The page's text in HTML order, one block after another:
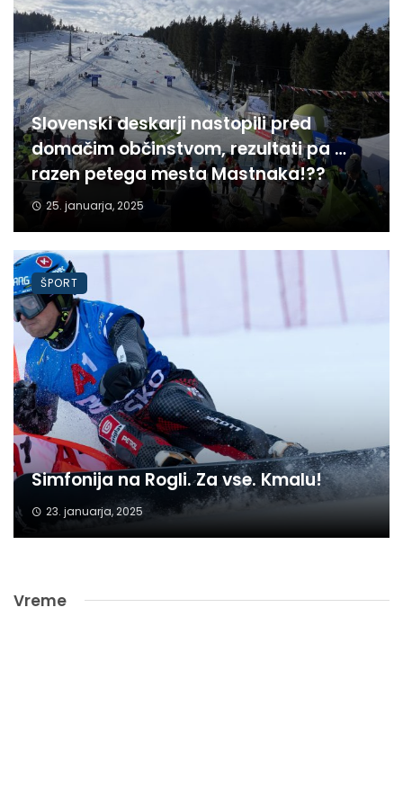
Slovenski deskarji nastopili pred
domačim občinstvom, rezultati pa …
razen petega mesta Mastnaka!??
25. januarja, 2025
Simfonija na Rogli. Za vse. Kmalu!
23. januarja, 2025
ŠPORT
Vreme